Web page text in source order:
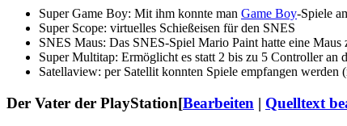
Super Game Boy: Mit ihm konnte man Game Boy-Spiele
Super Scope: virtuelles Schießeisen für den SNES
SNES Maus: Das SNES-Spiel Mario Paint hatte eine Maus
Super Multitap: Ermöglicht es statt 2 bis zu 5 Controller an
Satellaview: per Satellit konnten Spiele empfangen werden
Der Vater der PlayStation[Bearbeiten | Quelltext